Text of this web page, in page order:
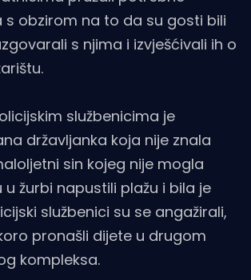
s obzirom na to da su gosti bili
s njima i izvješćivali ih o
službenicima je
državljanka koja nije znala
sin kojeg nije mogla
žurbi napustili plažu i bila je
službenici su se angažirali,
pronašli dijete u drugom
kompleksa.